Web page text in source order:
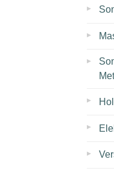
▸
▸
▸
▸
▸
▸